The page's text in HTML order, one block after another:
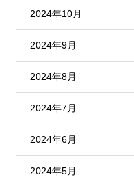
2024年10月
2024年9月
2024年8月
2024年7月
2024年6月
2024年5月